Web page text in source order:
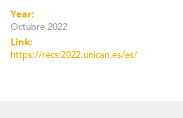
Year:
Octubre 2022
Link:
https://recsi2022.unican.es/es/